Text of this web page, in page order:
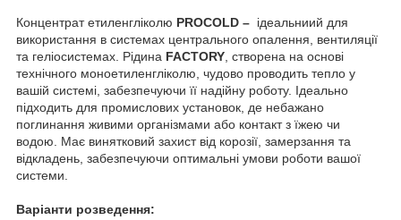
Концентрат етиленгліколю PROCOLD – ідеальниий для
використання в системах центрального опалення, вентиляції
та геліосистемах. Рідина FACTORY , створена на основі
технічного моноетиленгліколю, чудово проводить тепло у
вашій системі, забезпечуючи її надійну роботу. Ідеально
підходить для промислових установок, де небажано
поглинання живими організмами або контакт з їжею чи
водою. Має винятковий захист від корозії, замерзання та
відкладень, забезпечуючи оптимальні умови роботи вашої
системи.
Варіанти розведення: